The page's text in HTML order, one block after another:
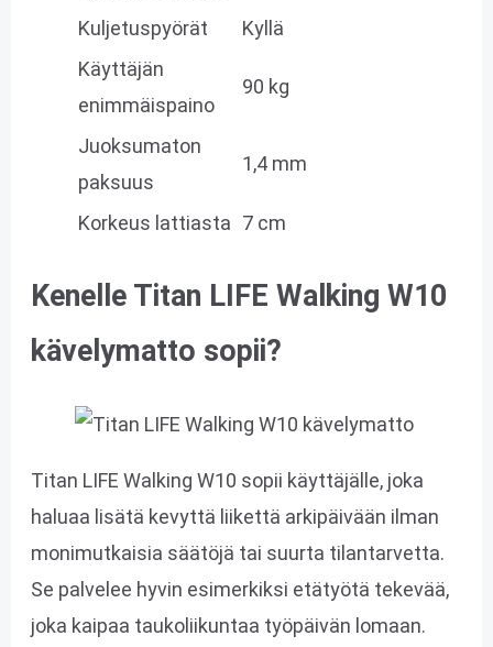
Kuljetuspyörät
Kyllä
Käyttäjän
enimmäispaino
90 kg
Juoksumaton
paksuus
1,4 mm
Korkeus lattiasta 7 cm
Kenelle Titan LIFE Walking W10
kävelymatto sopii?
Titan LIFE Walking W10 sopii käyttäjälle, joka
haluaa lisätä kevyttä liikettä arkipäivään ilman
monimutkaisia säätöjä tai suurta tilantarvetta.
Se palvelee hyvin esimerkiksi etätyötä tekevää,
joka kaipaa taukoliikuntaa työpäivän lomaan.